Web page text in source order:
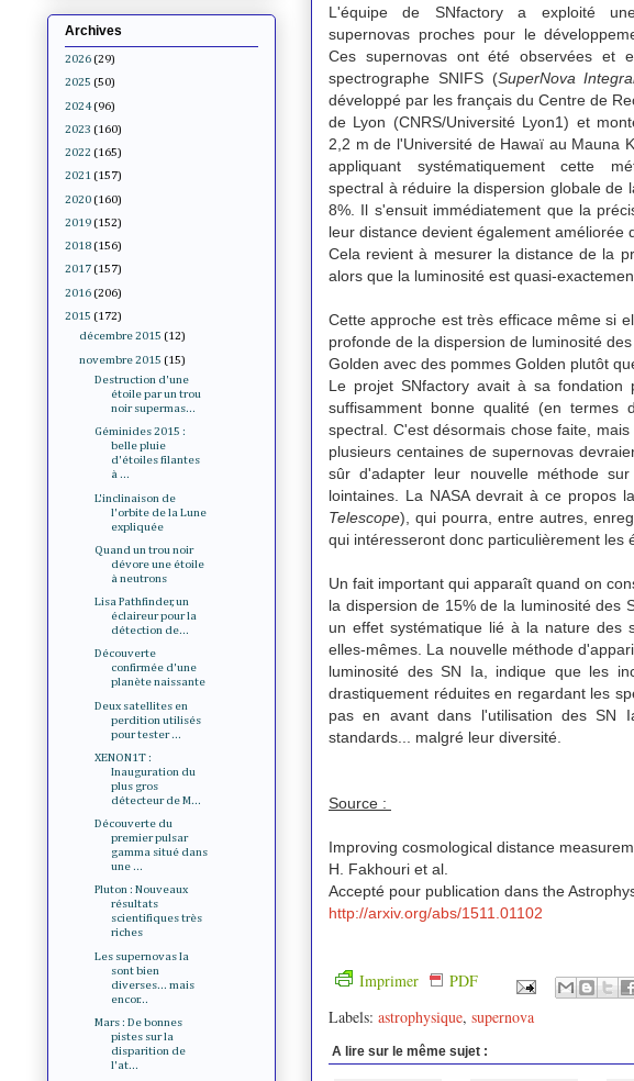
L'équipe de SNfactory a exploité
supernovas proches pour le
Ces supernovas ont été observées et
spectrographe SNIFS (SuperNova
développé par les français du Centre de
de Lyon (CNRS/Université Lyon1) et
2,2 m de l'Université de Hawaï au Mauna
appliquant systématiquement cette
spectral à réduire la dispersion globale de
8%. Il s'ensuit immédiatement que la
leur distance devient également améliorée
Cela revient à mesurer la distance de la
alors que la luminosité est quasi-
Cette approche est très efficace même si
profonde de la dispersion de luminosité
Golden avec des pommes Golden plutôt
Le projet SNfactory avait à sa
suffisamment bonne qualité (en termes
spectral. C'est désormais chose faite,
plusieurs centaines de supernovas
sûr d'adapter leur nouvelle méthode
lointaines. La NASA devrait à ce propos
Telescope), qui pourra, entre autres,
qui intéresseront donc particulièrement les
Un fait important qui apparaît quand on
la dispersion de 15% de la luminosité des
un effet systématique lié à la nature des
elles-mêmes. La nouvelle méthode
luminosité des SN Ia, indique que les
drastiquement réduites en regardant les
pas en avant dans l'utilisation des SN
standards... malgré leur diversité.
Source :
Improving cosmological distance
H. Fakhouri et al.
Accepté pour publication dans the
http://arxiv.org/abs/1511.01102
Imprimer
PDF
Labels: astrophysique, supernova
A lire sur le même sujet :
Archives
2026 (29)
2025 (50)
2024 (96)
2023 (160)
2022 (165)
2021 (157)
2020 (160)
2019 (152)
2018 (156)
2017 (157)
2016 (206)
2015 (172)
décembre 2015 (12)
novembre 2015 (15)
Destruction d'une
étoile par un trou
noir supermas...
Géminides 2015 :
belle pluie
d'étoiles filantes
à ...
L'inclinaison de
l'orbite de la Lune
expliquée
Quand un trou noir
dévore une étoile
à neutrons
Lisa Pathfinder, un
éclaireur pour la
détection de...
Découverte
confirmée d'une
planète naissante
Deux satellites en
perdition utilisés
pour tester ...
XENON1T :
Inauguration du
plus gros
détecteur de M...
Découverte du
premier pulsar
gamma situé dans
une ...
Pluton : Nouveaux
résultats
scientifiques très
riches
Les supernovas Ia
sont bien
diverses... mais
encor...
Mars : De bonnes
pistes sur la
disparition de
l'at...